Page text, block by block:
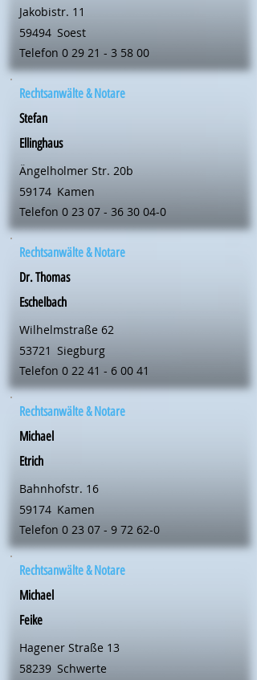
Jakobistr. 11
59494 Soest
Telefon 0 29 21 - 3 58 00
Rechtsanwälte & Notare
Stefan
Ellinghaus
Ängelholmer Str. 20b
59174 Kamen
Telefon 0 23 07 - 36 30 04-0
Rechtsanwälte & Notare
Dr. Thomas
Eschelbach
Wilhelmstraße 62
53721 Siegburg
Telefon 0 22 41 - 6 00 41
Rechtsanwälte & Notare
Michael
Etrich
Bahnhofstr. 16
59174 Kamen
Telefon 0 23 07 - 9 72 62-0
Rechtsanwälte & Notare
Michael
Feike
Hagener Straße 13
58239 Schwerte